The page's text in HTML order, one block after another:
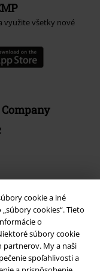
cookie a iné
cookies“. Tieto
o
súbory cookie
partnerov. My a naši
spoľahlivosti a
využite všetky nové